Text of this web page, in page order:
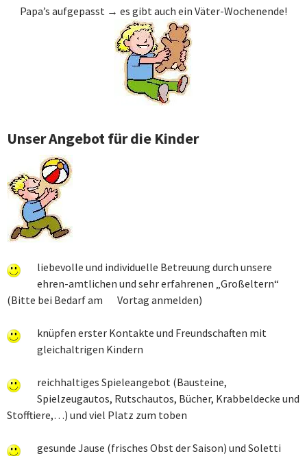
Papa’s aufgepasst → es gibt auch ein Väter-Wochenende!
Unser Angebot für die Kinder
liebevolle und individuelle Betreuung durch unsere
ehren-amtlichen und sehr erfahrenen „Großeltern“
(Bitte bei Bedarf am Vortag anmelden)
knüpfen erster Kontakte und Freundschaften mit
gleichaltrigen Kindern
reichhaltiges Spieleangebot (Bausteine,
Spielzeugautos, Rutschautos, Bücher, Krabbeldecke und
Stofftiere,…) und viel Platz zum toben
gesunde Jause (frisches Obst der Saison) und Soletti